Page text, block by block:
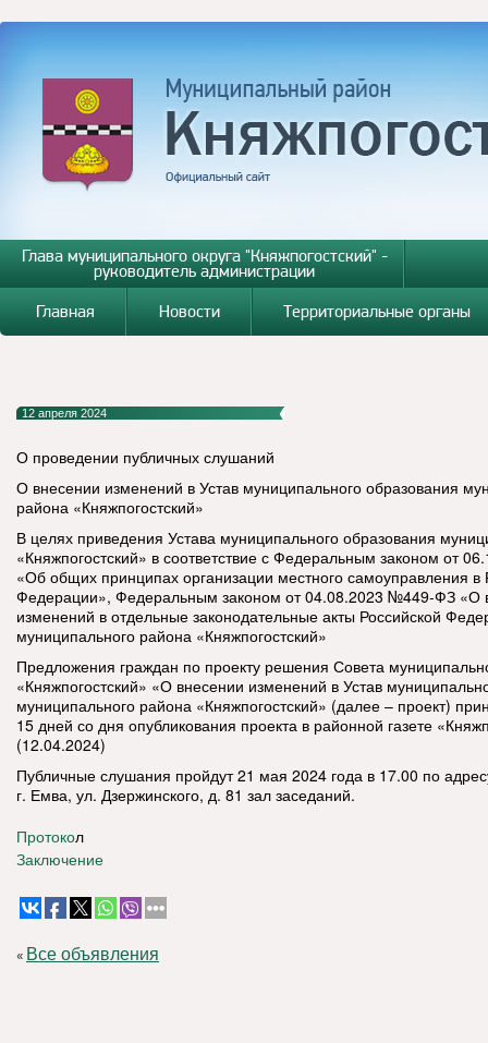
Глава муниципального округа "Княжпогостский" -
руководитель администрации
Главная
Новости Территориальные органы
12 апреля 2024
О проведении публичных слушаний
О внесении изменений в Устав муниципального образования
района «Княжпогостский»
В целях приведения Устава муниципального образования
«Княжпогостский» в соответствие с Федеральным законом от
«Об общих принципах организации местного самоуправления в
Федерации», Федеральным законом от 04.08.2023 №449-ФЗ «О
изменений в отдельные законодательные акты Российской
муниципального района «Княжпогостский»
Предложения граждан по проекту решения Совета
«Княжпогостский» «О внесении изменений в Устав
муниципального района «Княжпогостский» (далее – проект)
15 дней со дня опубликования проекта в районной газете
(12.04.2024)
Публичные слушания пройдут 21 мая 2024 года в 17.00 по
г. Емва, ул. Дзержинского, д. 81 зал заседаний.
Протокол
Заключение
« Все объявления